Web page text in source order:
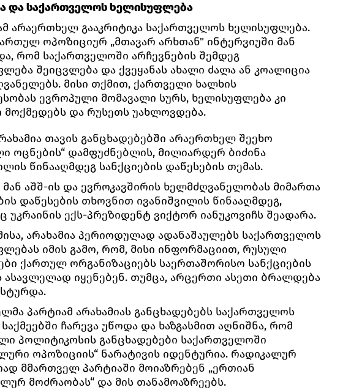
და საქართველოს ხელისუფლება
არაერთხელ გააკრიტიკა საქართველოს ხელისუფლება.
ოპოზიციურ „მთავარ არხთან" ინტერვიუში მან
რომ საქართველოში არჩევნების შემდეგ
შეიცვლება და ქვეყანას ახალი ძალა ან კოალიცია
მისი თქმით, ქართველი ხალხის
ევროპული მომავალი სურს, ხელისუფლება კი
მოქმედებს და რუსეთს უახლოვდება.
თავის განცხადებებში არაერთხელ შეეხო
ოცნების“ დამფუძნებლის, მილიარდერ ბიძინა
წინააღმდეგ სანქციების დაწესების თემას.
აშშ-ის და ევროკავშირის ხელმძღვანელობას მიმართა
დაწესების თხოვნით ივანიშვილის წინააღმდეგ,
უკრაინის ექს-პრეზიდენტ ვიქტორ იანუკოვიჩს შეადარა.
არახამია პერიოდულად ადანაშაულებს საქართველოს
იმის გამო, რომ, მისი ინფორმაციით, რუსული
ქართულ ორგანიზაციებს საერთაშორისო სანქციების
ასავლელად იყენებენ. თუმცა, არცერთი ასეთი ბრალდება
პარტიამ არახამიას განცხადებებს საქართველოს
ჩარევა უწოდა და ხაზგასმით აღნიშნა, რომ
პოლიტიკოსის განცხადებები საქართველოში
ოპოზიციის“ ნარატივის იდენტურია. რადიკალურ
მმართველ პარტიაში მოიაზრებენ „ერთიან
მოძრაობას“ და მის თანამოაზრეებს.